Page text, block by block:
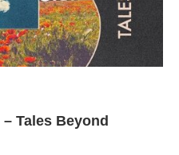
– Tales Beyond